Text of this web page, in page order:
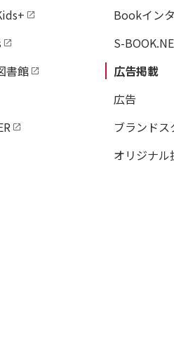
書館
Bookイン
S-
広告掲載
広告
ブランドス
オリジナル